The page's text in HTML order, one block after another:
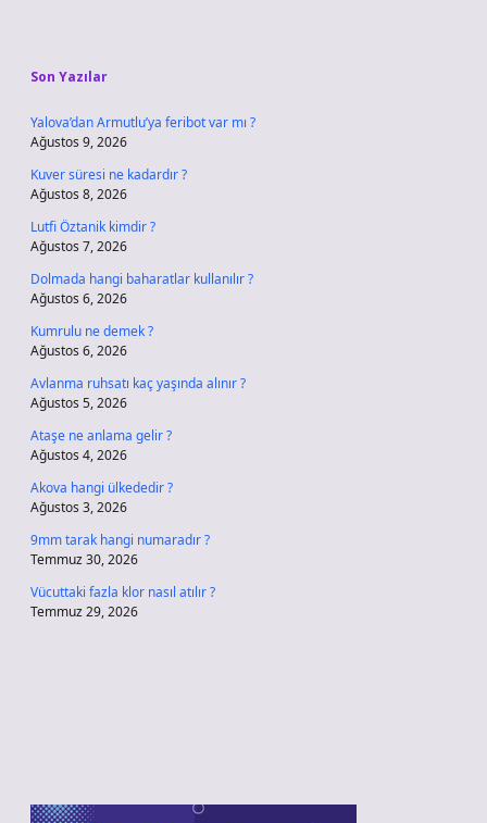
Son Yazılar
Yalova’dan Armutlu’ya feribot var mı ?
Ağustos 9, 2026
Kuver süresi ne kadardır ?
Ağustos 8, 2026
Lutfi Öztanik kimdir ?
Ağustos 7, 2026
Dolmada hangi baharatlar kullanılır ?
Ağustos 6, 2026
Kumrulu ne demek ?
Ağustos 6, 2026
Avlanma ruhsatı kaç yaşında alınır ?
Ağustos 5, 2026
Ataşe ne anlama gelir ?
Ağustos 4, 2026
Akova hangi ülkededir ?
Ağustos 3, 2026
9mm tarak hangi numaradır ?
Temmuz 30, 2026
Vücuttaki fazla klor nasıl atılır ?
Temmuz 29, 2026